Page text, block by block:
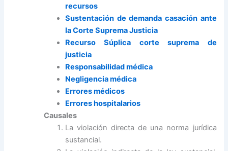
recursos
Sustentación de demanda casación ante
la Corte Suprema Justicia
Recurso Súplica corte suprema de
justicia
Responsabilidad médica
Negligencia médica
Errores médicos
Errores hospitalarios
Causales
La violación directa de una norma jurídica
sustancial.